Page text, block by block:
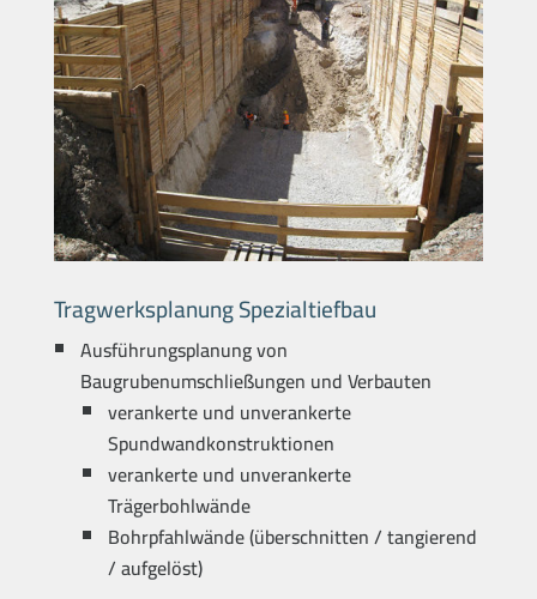
Tragwerksplanung Spezialtiefbau
Ausführungsplanung von
Baugrubenumschließungen und Verbauten
verankerte und unverankerte
Spundwandkonstruktionen
verankerte und unverankerte
Trägerbohlwände
Bohrpfahlwände (überschnitten / tangierend
/ aufgelöst)